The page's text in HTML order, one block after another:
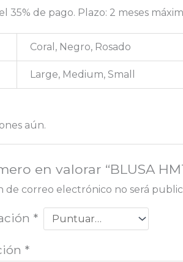
35% de pago. Plazo: 2 meses
Coral, Negro, Rosado
Large, Medium, Small
aún.
en valorar “BLUSA
de correo electrónico no será
*
*